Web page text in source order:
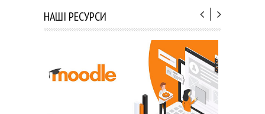
НАШІ РЕСУРСИ